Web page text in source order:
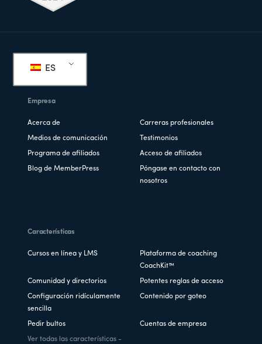
de
ES
Empresa
Acerca de Carreras profesionales
Medios de comunicación Testimonios
Programa de afiliados Acceso de afiliados
Blog de MemberPress
Póngase en contacto con
nosotros
Características
Cursos en línea y LMS
Plataforma de coaching
CoachKit™
Comunidad y directorios Potentes reglas de acceso
Configuración ridículamente
sencilla
Contenido por goteo
Pedir bultos Cuentas de empresa
Ver todas las características -